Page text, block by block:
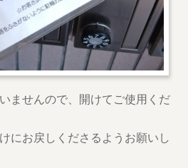
ませんので、開けてご使用くだ
にお戻しくださるようお願いし